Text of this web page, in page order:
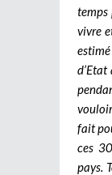
temps
vivre
fait
ces
pays.